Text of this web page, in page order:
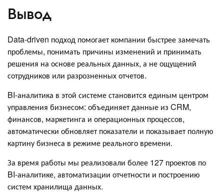
Вывод
Data-driven подход помогает компании быстрее замечать
проблемы, понимать причины изменений и принимать
решения на основе реальных данных, а не ощущений
сотрудников или разрозненных отчетов.
BI-аналитика в этой системе становится единым центром
управления бизнесом: объединяет данные из CRM,
финансов, маркетинга и операционных процессов,
автоматически обновляет показатели и показывает полную
картину бизнеса в режиме реального времени.
За время работы мы реализовали более 127 проектов по
BI-аналитике, автоматизации отчетности и построению
систем хранилища данных.